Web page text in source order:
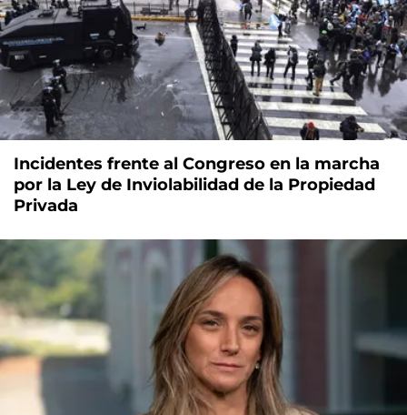
Incidentes frente al Congreso en la marcha
por la Ley de Inviolabilidad de la Propiedad
Privada